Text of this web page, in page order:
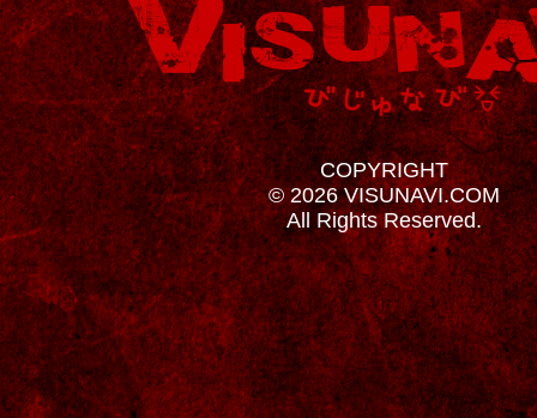
COPYRIGHT
© 2026 VISUNAVI.COM
All Rights Reserved.